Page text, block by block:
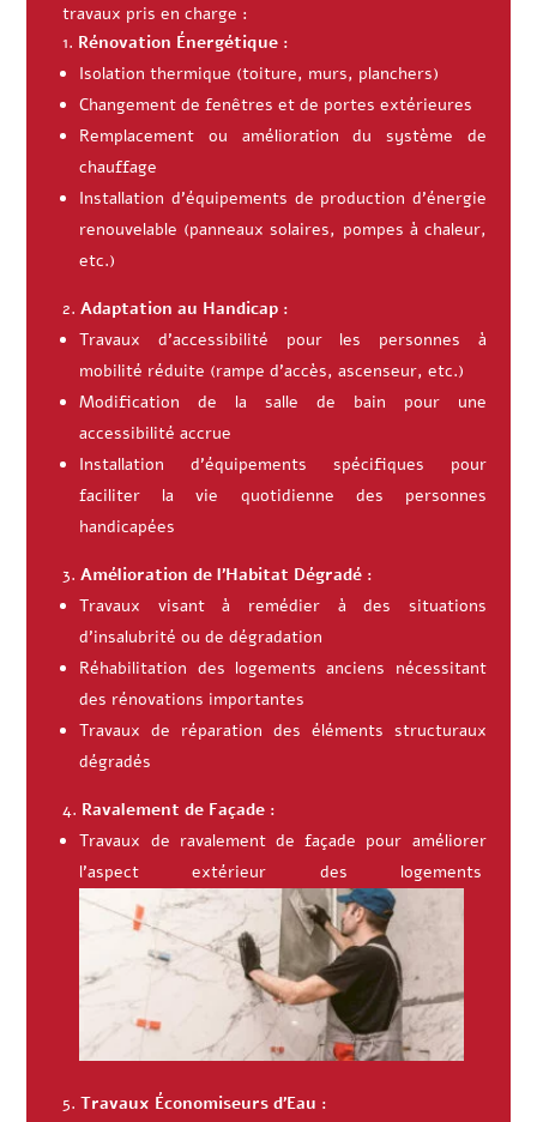
travaux pris en charge :
Rénovation Énergétique :
Isolation thermique (toiture, murs, planchers)
Changement de fenêtres et de portes extérieures
Remplacement ou amélioration du système de
chauffage
Installation d’équipements de production d’énergie
renouvelable (panneaux solaires, pompes à chaleur,
etc.)
Adaptation au Handicap :
Travaux d’accessibilité pour les personnes à
mobilité réduite (rampe d’accès, ascenseur, etc.)
Modification de la salle de bain pour une
accessibilité accrue
Installation d’équipements spécifiques pour
faciliter la vie quotidienne des personnes
handicapées
Amélioration de l’Habitat Dégradé :
Travaux visant à remédier à des situations
d’insalubrité ou de dégradation
Réhabilitation des logements anciens nécessitant
des rénovations importantes
Travaux de réparation des éléments structuraux
dégradés
Ravalement de Façade :
Travaux de ravalement de façade pour améliorer
l’aspect extérieur des logements
Travaux Économiseurs d’Eau :